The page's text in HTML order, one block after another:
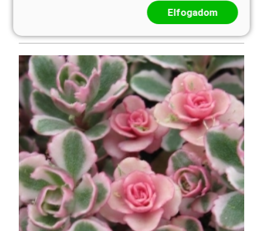
hajlanak. Jól társítható lila, fehér virágú egyéb
évelőkk ...
Elfogadom